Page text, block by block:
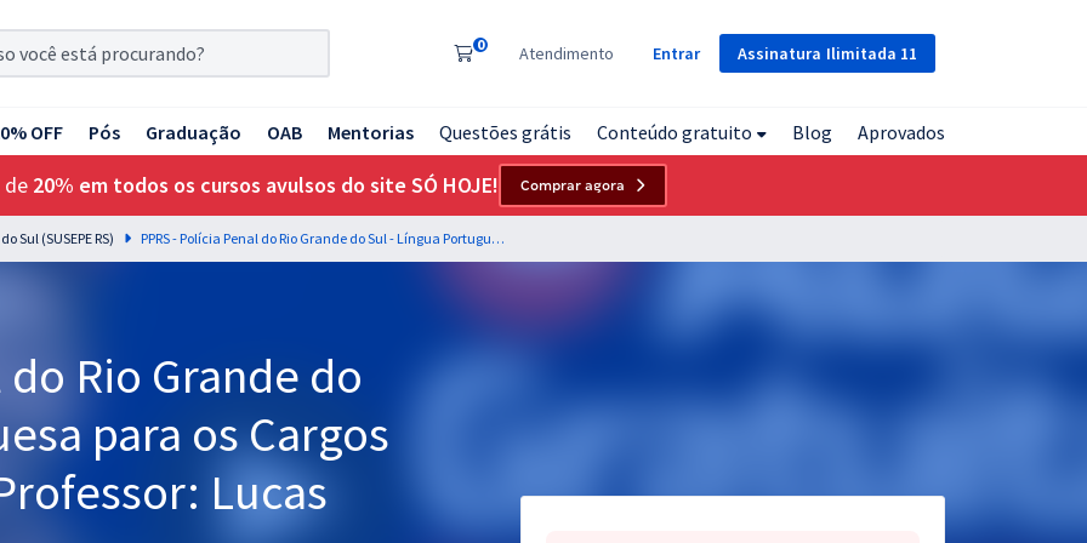
Assinatura Ilimitada 11
0 Atendimento Entrar
OFF Pós Graduação OAB Mentorias Questões grátis Conteúdo gratuito Blog Aprovados
de 20% em todos os cursos avulsos do site SÓ HOJE! Comprar agora
Sul (SUSEPE RS) PPRS - Polícia Penal do Rio Grande do Sul - Língua Portuguesa para os Cargos de Nível Superior - Professor: Lucas Lemos (Pós-Edital)
do Rio Grande do
para os Cargos
Lucas